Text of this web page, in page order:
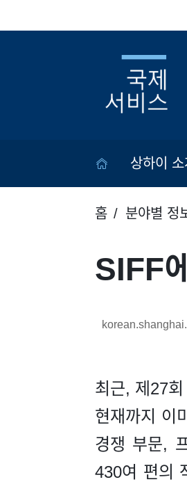
상하이 소
홈 분야별 정
SIFF
최근, 제27
현재까지 이
경쟁 부문,
430여 편의